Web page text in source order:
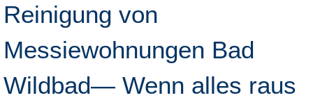
Reinigung von
Messiewohnungen Bad
Wildbad— Wenn alles raus